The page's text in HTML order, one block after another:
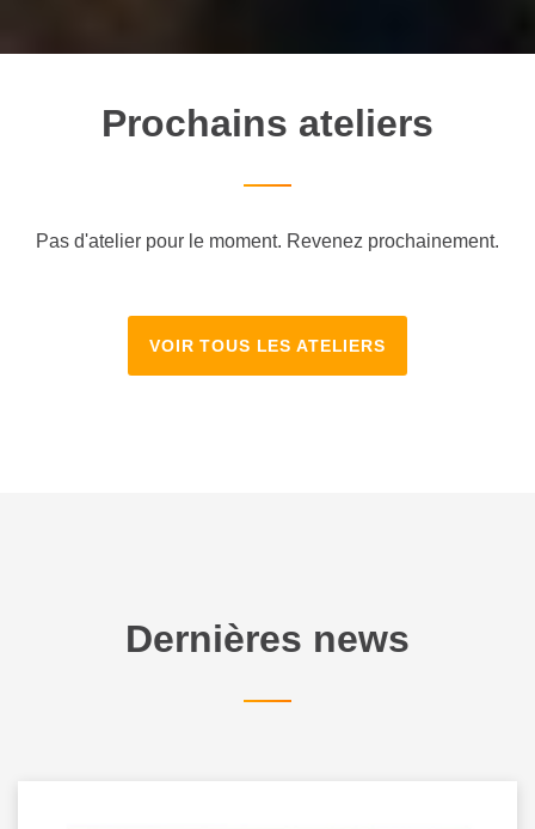
Prochains ateliers
Pas d'atelier pour le moment. Revenez prochainement.
VOIR TOUS LES ATELIERS
Dernières news